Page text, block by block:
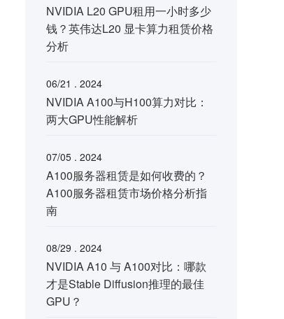
NVIDIA L20 GPU租用一小时多少
钱？英伟达L20 显卡算力租赁价格
分析
06/21 . 2024
NVIDIA A100与H100算力对比：
两大GPU性能解析
07/05 . 2024
A100服务器租赁是如何收费的？
A100服务器租赁市场价格分析指
南
08/29 . 2024
NVIDIA A10 与 A100对比：哪款
才是Stable Diffusion推理的最佳
GPU？